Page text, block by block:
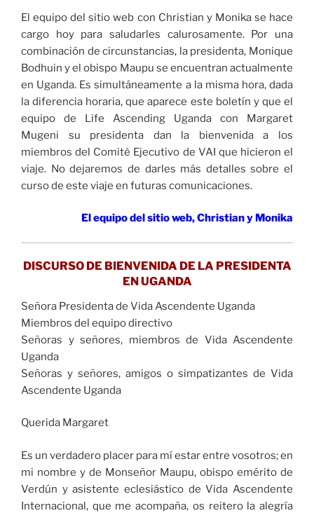
El equipo del sitio web con Christian y Monika se hace
cargo hoy para saludarles calurosamente. Por una
combinación de circunstancias, la presidenta, Monique
Bodhuin y el obispo Maupu se encuentran actualmente
en Uganda. Es simultáneamente a la misma hora, dada
la diferencia horaria, que aparece este boletín y que el
equipo de Life Ascending Uganda con Margaret
Mugeni su presidenta dan la bienvenida a los
miembros del Comité Ejecutivo de VAI que hicieron el
viaje. No dejaremos de darles más detalles sobre el
curso de este viaje en futuras comunicaciones.
El equipo del sitio web, Christian y Monika
DISCURSO DE BIENVENIDA DE LA PRESIDENTA
EN UGANDA
Señora Presidenta de Vida Ascendente Uganda
Miembros del equipo directivo
Señoras y señores, miembros de Vida Ascendente
Uganda
Señoras y señores, amigos o simpatizantes de Vida
Ascendente Uganda
Querida Margaret
Es un verdadero placer para mí estar entre vosotros; en
mi nombre y de Monseñor Maupu, obispo emérito de
Verdún y asistente eclesiástico de Vida Ascendente
Internacional, que me acompaña, os reitero la alegría